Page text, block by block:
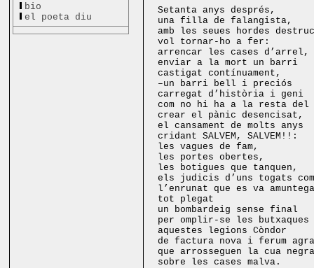
bio
el poeta diu
Setanta anys després,
una filla de falangista,
amb les seues hordes
vol tornar-ho a fer:
arrencar les cases d’arrel,
enviar a la mort un barri
castigat contínuament,
–un barri bell i preciós
carregat d’història i geni
com no hi ha a la resta del
crear el pànic desencisat,
el cansament de molts anys
cridant SALVEM, SALVEM!!:
les vagues de fam,
les portes obertes,
les botigues que tanquen,
els judicis d’uns togats
l’enrunat que es va
tot plegat
un bombardeig sense final
per omplir-se les butxaques
aquestes legions Còndor
de factura nova i ferum
que arrosseguen la cua
sobre les cases malva.